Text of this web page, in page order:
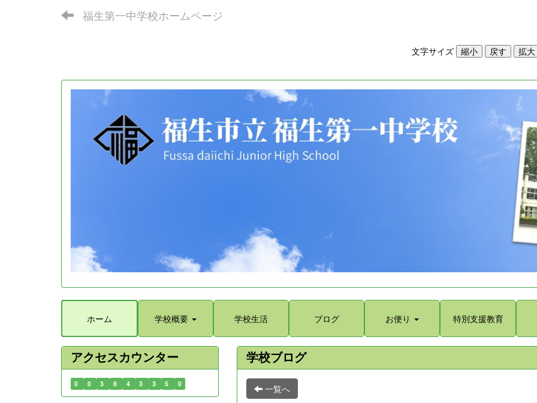
福生第一中学校ホームページ
文字サイズ
ホーム 学校概要 学校生活 ブログ お便り 特別支援教育
学校ブログ
一覧へ
アクセスカウンター
0 0 3 8 4 3 3 5 0